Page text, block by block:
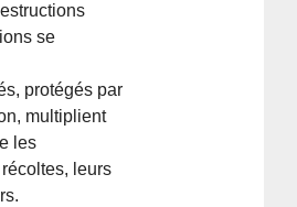
se
protégés par
multiplient
les
leurs